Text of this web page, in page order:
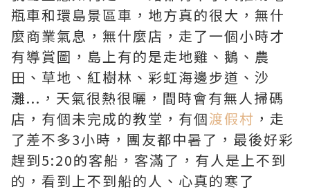
瓶車和環島景區車，地方真的很大，無什
麼商業氣息，無什麼店，走了一個小時才
有導賞圖，島上有的是走地雞、鵝、農
田、草地、紅樹林、彩虹海邊步道、沙
灘...，天氣很熱很曬，間時會有無人掃碼
店，有個未完成的教堂，有個渡假村 ，走
了差不多3小時，團友都中暑了，最後好彩
趕到5:20的客船，客滿了，有人是上不到
的，看到上不到船的人、心真的寒了